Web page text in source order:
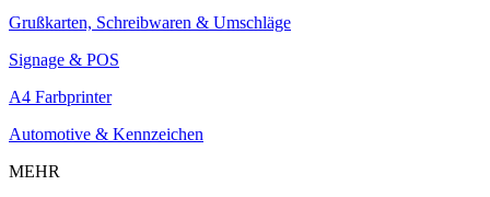
Grußkarten, Schreibwaren & Umschläge
Signage & POS
A4 Farbprinter
Automotive & Kennzeichen
MEHR